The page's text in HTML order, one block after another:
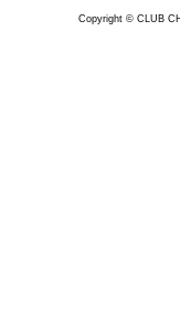
Copyright © CLUB